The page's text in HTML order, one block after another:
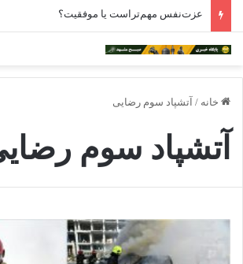
عزت‌نفس مهم‌تراست یا موفقیت؟
خانه / آتشپاد سوم رضایی
آتشپاد سوم